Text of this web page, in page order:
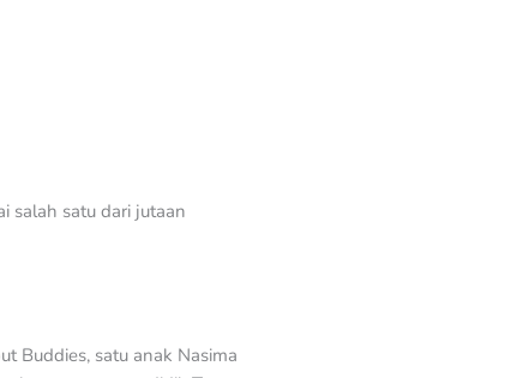
salah satu dari jutaan
Buddies, satu anak Nasima